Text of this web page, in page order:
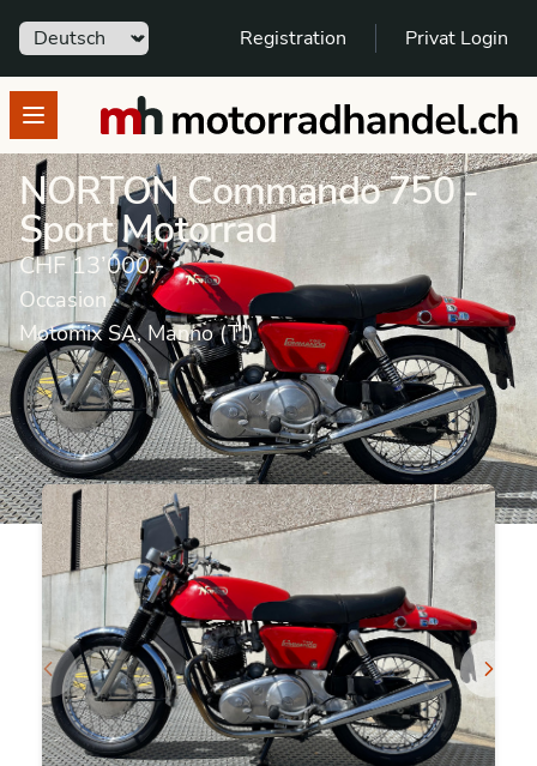
Sprache Registration Privat Login
Open menumotorradhandel.ch
NORTON Commando 750 -
Sport Motorrad
CHF 13’000.-
Occasion
Motomix SA, Manno (TI)
Motorrad Occasion
Sport Motorrad
NORTON
Commando 750